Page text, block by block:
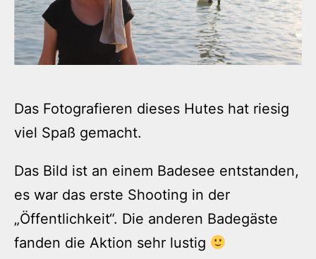
Das Fotografieren dieses Hutes hat riesig
viel Spaß gemacht.
Das Bild ist an einem Badesee entstanden,
es war das erste Shooting in der
„Öffentlichkeit“. Die anderen Badegäste
fanden die Aktion sehr lustig